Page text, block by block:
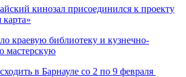
кинозал присоединился к проекту
краевую библиотеку и кузнечно-
мастерскую
в Барнауле со 2 по 9 февраля